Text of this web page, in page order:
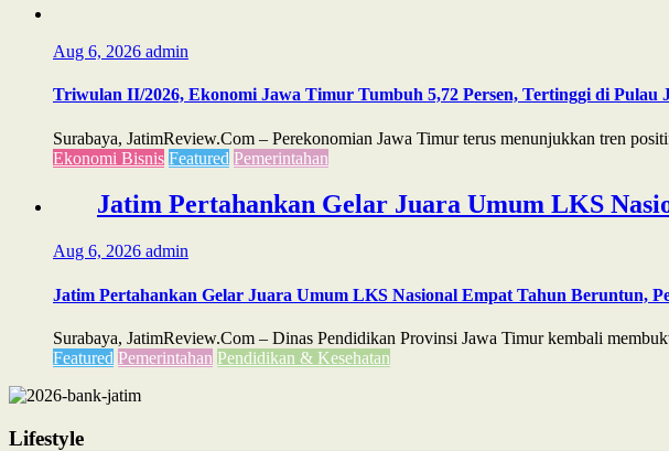
Aug 6, 2026 admin
Triwulan II/2026, Ekonomi Jawa Timur Tumbuh 5,72 Persen, Tertinggi di Pulau
Surabaya, JatimReview.Com – Perekonomian Jawa Timur terus menunjukkan tren
Ekonomi Bisnis Featured Pemerintahan
Jatim Pertahankan Gelar Juara Umum LKS
Aug 6, 2026 admin
Jatim Pertahankan Gelar Juara Umum LKS Nasional Empat Tahun Beruntun,
Surabaya, JatimReview.Com – Dinas Pendidikan Provinsi Jawa Timur kembali
Featured Pemerintahan Pendidikan & Kesehatan
Lifestyle